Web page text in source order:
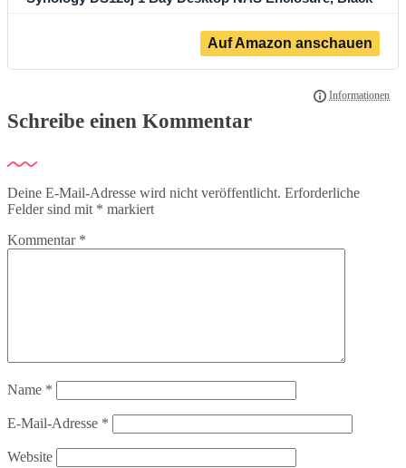
Schreibe einen Kommentar
Deine E-Mail-Adresse wird nicht veröffentlicht. Erforderliche
Felder sind mit * markiert
Kommentar *
Name *
E-Mail-Adresse *
Website